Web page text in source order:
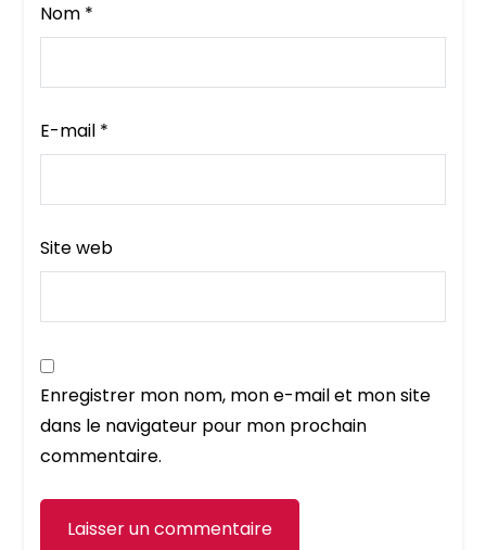
Nom *
E-mail *
Site web
Enregistrer mon nom, mon e-mail et mon site
dans le navigateur pour mon prochain
commentaire.